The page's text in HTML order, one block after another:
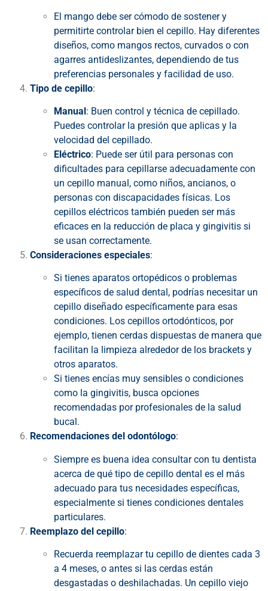
El mango debe ser cómodo de sostener y
permitirte controlar bien el cepillo. Hay diferentes
diseños, como mangos rectos, curvados o con
agarres antideslizantes, dependiendo de tus
preferencias personales y facilidad de uso.
Tipo de cepillo:
Manual: Buen control y técnica de cepillado.
Puedes controlar la presión que aplicas y la
velocidad del cepillado.
Eléctrico: Puede ser útil para personas con
dificultades para cepillarse adecuadamente con
un cepillo manual, como niños, ancianos, o
personas con discapacidades físicas. Los
cepillos eléctricos también pueden ser más
eficaces en la reducción de placa y gingivitis si
se usan correctamente.
Consideraciones especiales:
Si tienes aparatos ortopédicos o problemas
específicos de salud dental, podrías necesitar un
cepillo diseñado específicamente para esas
condiciones. Los cepillos ortodónticos, por
ejemplo, tienen cerdas dispuestas de manera que
facilitan la limpieza alrededor de los brackets y
otros aparatos.
Si tienes encías muy sensibles o condiciones
como la gingivitis, busca opciones
recomendadas por profesionales de la salud
bucal.
Recomendaciones del odontólogo:
Siempre es buena idea consultar con tu dentista
acerca de qué tipo de cepillo dental es el más
adecuado para tus necesidades específicas,
especialmente si tienes condiciones dentales
particulares.
Reemplazo del cepillo:
Recuerda reemplazar tu cepillo de dientes cada 3
a 4 meses, o antes si las cerdas están
desgastadas o deshilachadas. Un cepillo viejo